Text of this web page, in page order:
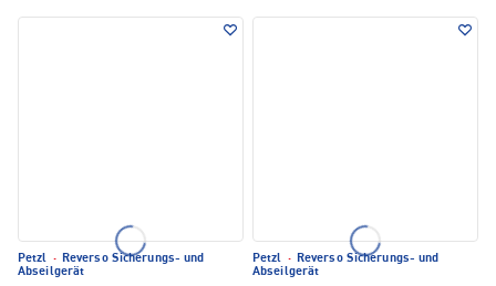
Petzl · Reverso Sicherungs- und
Abseilgerät
Petzl · Reverso Sicherungs- und
Abseilgerät